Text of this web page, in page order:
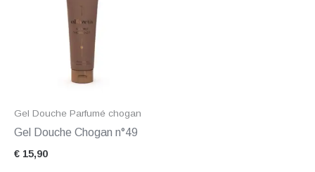
Gel Douche Parfumé chogan
Gel Douche Chogan n°49
€ 15,90